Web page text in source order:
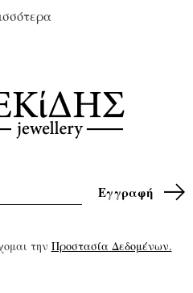
την Προστασία Δεδομένων.